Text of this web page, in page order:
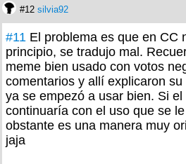
#12 silvia92
#11 El problema es que en CC
principio, se tradujo mal.
meme bien usado con votos
comentarios y allí explicaron
ya se empezó a usar bien. Si
continuaría con el uso que se
obstante es una manera muy
jaja